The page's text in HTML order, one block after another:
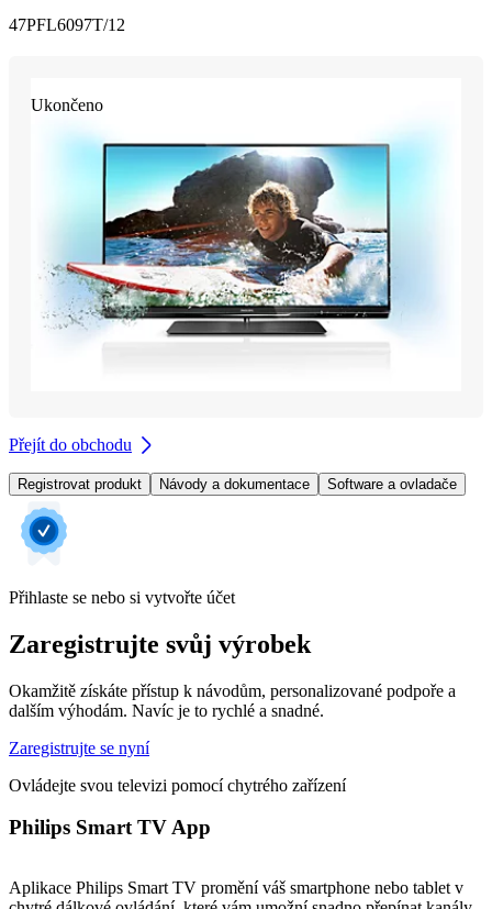
47PFL6097T/12
Ukončeno
Přejít do obchodu
Registrovat produkt Návody a dokumentace Software a ovladače
Přihlaste se nebo si vytvořte účet
Zaregistrujte svůj výrobek
Okamžitě získáte přístup k návodům, personalizované podpoře a
dalším výhodám. Navíc je to rychlé a snadné.
Zaregistrujte se nyní
Ovládejte svou televizi pomocí chytrého zařízení
Philips Smart TV App
Aplikace Philips Smart TV promění váš smartphone nebo tablet v